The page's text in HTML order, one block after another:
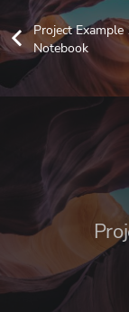
Project Example
Notebook